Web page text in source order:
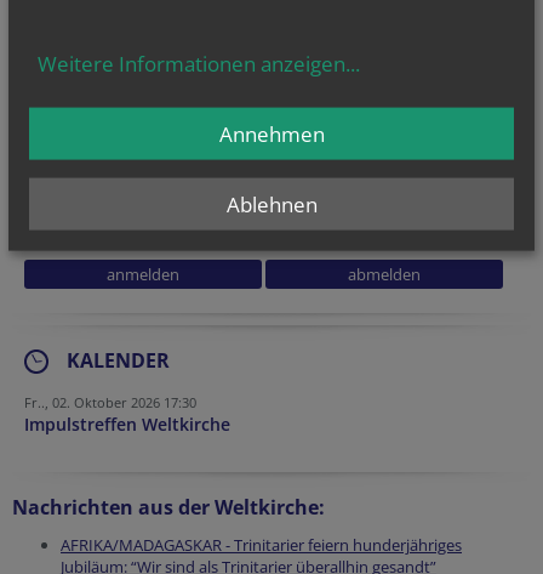
Geben Sie bitte Ihre E-Mail Adresse ein
Informationen zum Datenschutz
KALENDER
Fr.., 02. Oktober 2026 17:30
Impulstreffen Weltkirche
Nachrichten aus der Weltkirche:
AFRIKA/MADAGASKAR - Trinitarier feiern hunderjähriges
Jubiläum: “Wir sind als Trinitarier überallhin gesandt”
Weitere Informationen anzeigen...
Ablehnen
Annehmen